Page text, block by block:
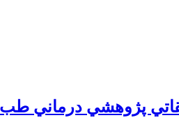
پژوهشي درماني